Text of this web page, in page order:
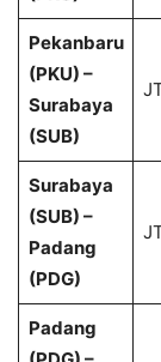
Pekanbaru
(PKU) –
Surabaya
(SUB)
Surabaya
(SUB) –
Padang
(PDG)
Padang